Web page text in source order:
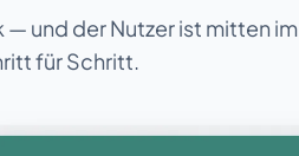
— und der Nutzer ist mitten im
für Schritt.